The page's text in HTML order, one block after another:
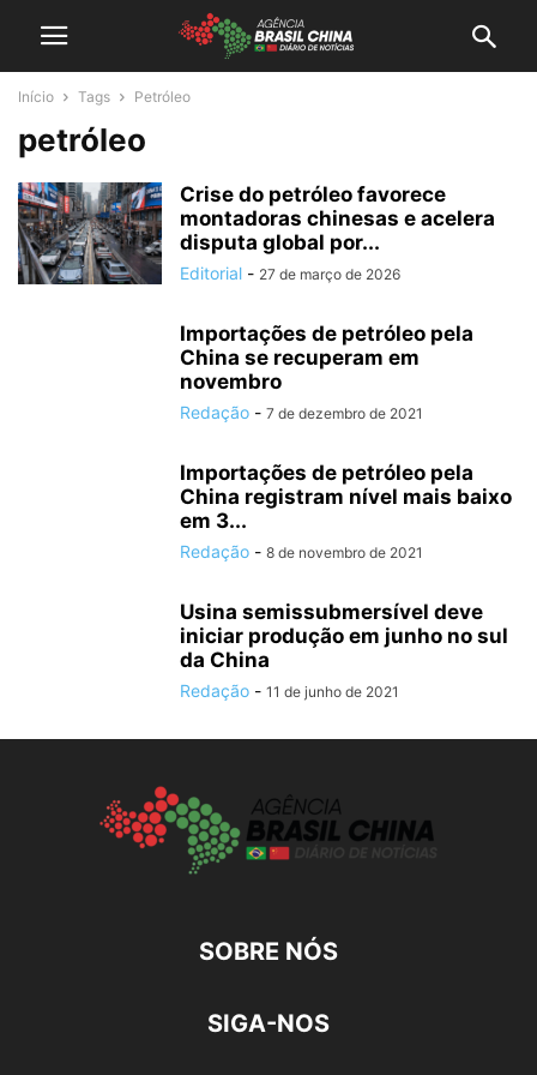
Início Tags Petróleo
petróleo
Crise do petróleo favorece
montadoras chinesas e acelera
disputa global por...
Editorial - 27 de março de 2026
Importações de petróleo pela
China se recuperam em
novembro
Redação - 7 de dezembro de 2021
Importações de petróleo pela
China registram nível mais baixo
em 3...
Redação - 8 de novembro de 2021
Usina semissubmersível deve
iniciar produção em junho no sul
da China
Redação - 11 de junho de 2021
SOBRE NÓS
SIGA-NOS